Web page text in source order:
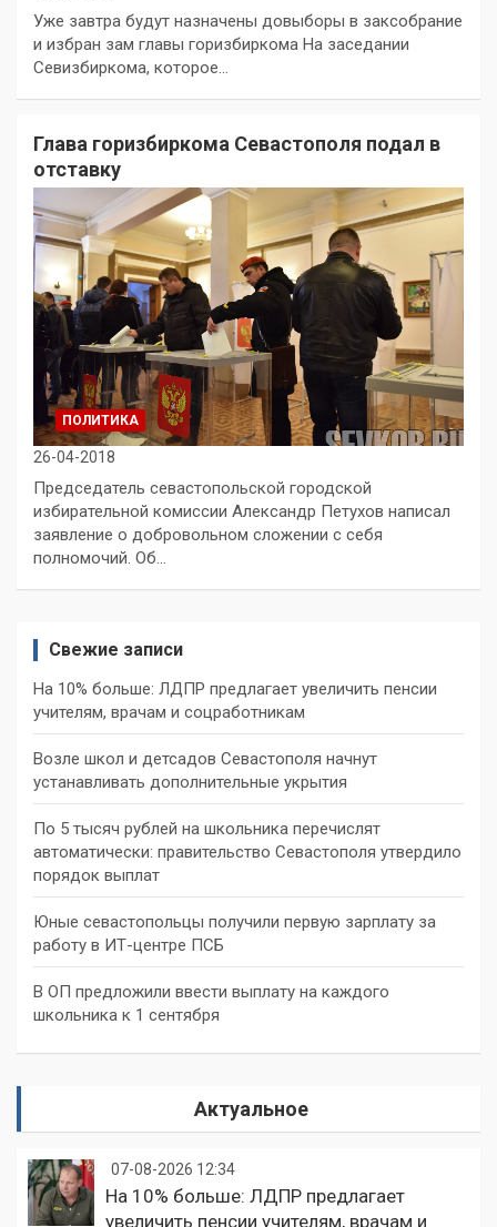
Уже завтра будут назначены довыборы в заксобрание
и избран зам главы горизбиркома На заседании
Севизбиркома, которое…
Глава горизбиркома Севастополя подал в
отставку
ПОЛИТИКА
26-04-2018
Председатель севастопольской городской
избирательной комиссии Александр Петухов написал
заявление о добровольном сложении с себя
полномочий. Об…
Свежие записи
На 10% больше: ЛДПР предлагает увеличить пенсии
учителям, врачам и соцработникам
Возле школ и детсадов Севастополя начнут
устанавливать дополнительные укрытия
По 5 тысяч рублей на школьника перечислят
автоматически: правительство Севастополя утвердило
порядок выплат
Юные севастопольцы получили первую зарплату за
работу в ИТ-центре ПСБ
В ОП предложили ввести выплату на каждого
школьника к 1 сентября
Актуальное
07-08-2026 12:34
На 10% больше: ЛДПР предлагает
увеличить пенсии учителям, врачам и